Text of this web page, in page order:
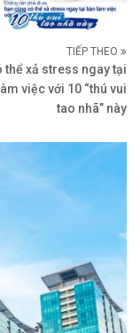
TIẾP THEO
thể xả stress ngay tại
việc với 10 “thú vui
tao nhã” này